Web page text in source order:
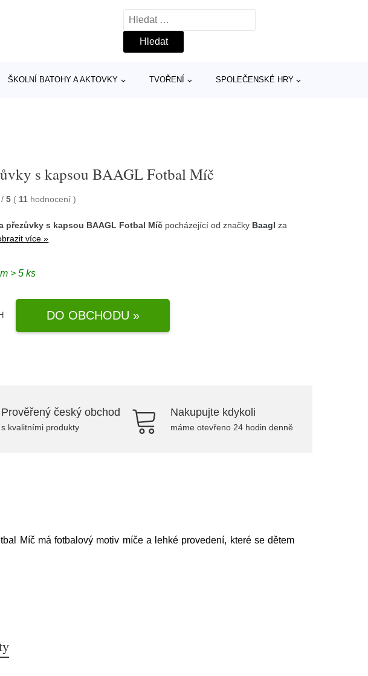
Vyhledávání
ŠKOLNÍ BATOHY A AKTOVKY TVOŘENÍ SPOLEČENSKÉ HRY
s kapsou BAAGL Fotbal Míč
/ 5 ( 11 hodnocení)
přezůvky s kapsou BAAGL Fotbal Míč pocházející od značky Baagl za
více »
> 5 ks
DO OBCHODU »
Prověřený český obchod
s kvalitními produkty
Nakupujte kdykoli
máme otevřeno 24 hodin denně
Míč má fotbalový motiv míče a lehké provedení, které se dětem